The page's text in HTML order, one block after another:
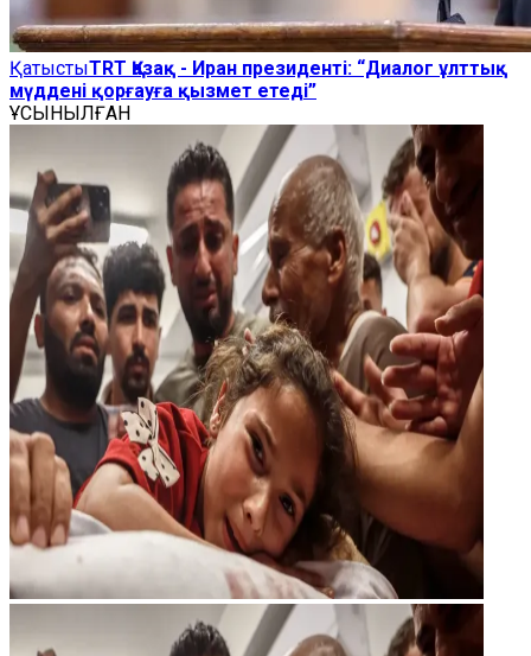
ҚатыстыTRT Қазақ - Иран президенті: “Диалог ұлттық
мүддені қорғауға қызмет етеді”
ҰСЫНЫЛҒАН